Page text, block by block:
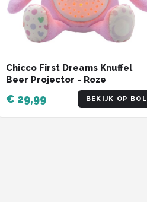
Chicco First Dreams Knuffel
Beer Projector - Roze
€ 29,99 BEKIJK OP BOL